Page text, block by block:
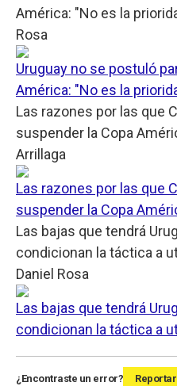
América: "No es la
Rosa
Uruguay no se postuló
América: "No es la
Las razones por las que
suspender la Copa
Arrillaga
Las razones por las que
suspender la Copa
Las bajas que tendrá
condicionan la táctica a
Daniel Rosa
Las bajas que tendrá
condicionan la táctica a
¿Encontraste un error? Reportar